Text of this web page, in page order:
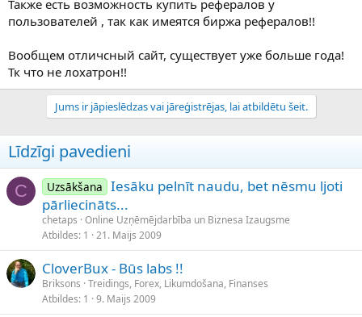
Также есть возможность купить рефералов у
пользователей , так как имеятся биржа рефералов!!
Вообщем отличсный сайт, cуществует уже больше года!
Тк что не лохатрон!!
Jums ir jāpieslēdzas vai jāreģistrējas, lai atbildētu šeit.
Līdzīgi pavedieni
C Uzsākšana Iesāku pelnīt naudu, bet nēsmu ljoti
pārliecināts...
chetaps Online Uzņēmējdarbība un Biznesa Izaugsme
Atbildes 1 21. Maijs 2009
CloverBux - Būs labs !!
Briksons Treidings, Forex, Likumdošana, Finanses
Atbildes 1 9. Maijs 2009